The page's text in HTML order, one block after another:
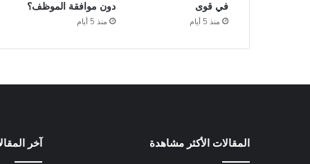
في قوى
منذ 5 أيام
دون موافقة الموظف؟
منذ 5 أيام
المقالات الأكثر مشاهدة آخر